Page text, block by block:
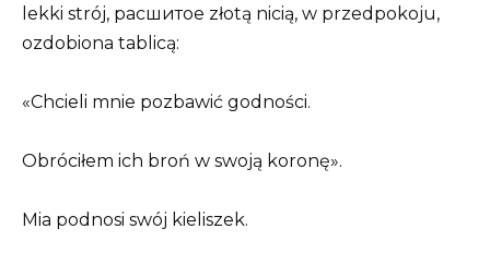
lekki strój, расшитое złotą nicią, w przedpokoju,
ozdobiona tablicą:
«Chcieli mnie pozbawić godności.
Obróciłem ich broń w swoją koronę».
Mia podnosi swój kieliszek.